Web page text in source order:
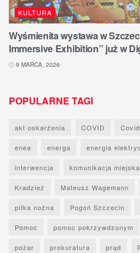
KULTURA
Wyśmienita wystawa w
Immersive Exhibition” już w
9 MARCA, 2026
POPULARNE TAGI
akt oskarżenia COVID
enea energa energia
interwencja komunikacja miejska
Kradzież Mateusz Wagemann
piłka nożna Pogoń Szczecin
Pomoc pomoc pokrzywdzonym
pożar prokuratura prąd